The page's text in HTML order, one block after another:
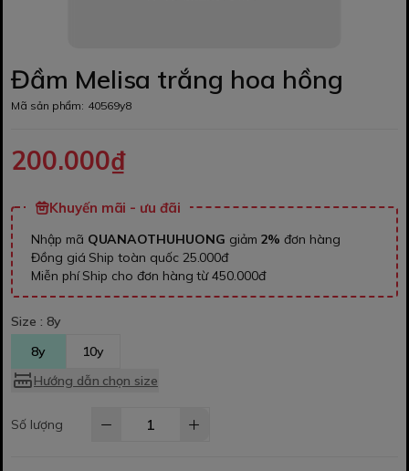
Đầm Melisa trắng hoa hồng
Mã sản phẩm: 40569y8
200.000₫
Khuyến mãi - ưu đãi
Nhập mã QUANAOTHUHUONG giảm 2% đơn hàng
Đồng giá Ship toàn quốc 25.000đ
Miễn phí Ship cho đơn hàng từ 450.000đ
Size : 8y
8y
10y
Hướng dẫn chọn size
Số lượng